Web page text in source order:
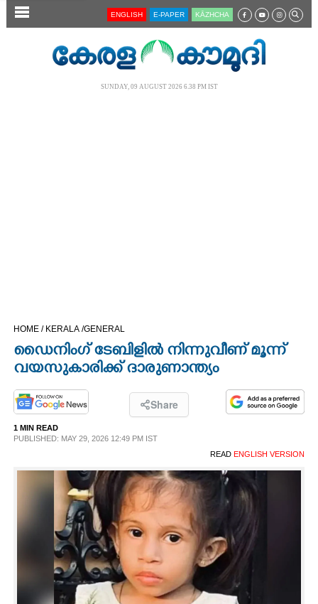
SECTIONS
CINEMA
OPINION
PHOTOS
ENGLISH E-PAPER KĀZHCHA
SUNDAY, 09 AUGUST 2026 6.38 PM IST
HOME / KERALA /GENERAL
ഡൈനിംഗ് ടേബിളിൽ നിന്നുവീണ് മൂന്ന്
വയസുകാരിക്ക് ദാരുണാന്ത്യം
Share
1 MIN READ
PUBLISHED: MAY 29, 2026 12:49 PM IST
READ ENGLISH VERSION